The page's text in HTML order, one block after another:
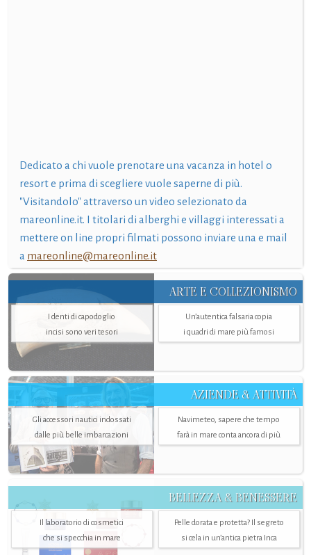
Dedicato a chi vuole prenotare una vacanza in hotel o
resort e prima di scegliere vuole saperne di più.
"Visitandolo" attraverso un video selezionato da
mareonline.it. I titolari di alberghi e villaggi interessati a
mettere on line propri filmati possono inviare una e mail
a mareonline@mareonline.it
ARTE E COLLEZIONISMO
I denti di capodoglio
incisi sono veri tesori
Un’autentica falsaria copia
i quadri di mare più famosi
AZIENDE & ATTIVITÀ
Gli accessori nautici indossati
dalle più belle imbarcazioni
Navimeteo, sapere che tempo
farà in mare conta ancora di più
BELLEZZA & BENESSERE
Il laboratorio di cosmetici
che si specchia in mare
Pelle dorata e protetta? Il segreto
si cela in un’antica pietra Inca